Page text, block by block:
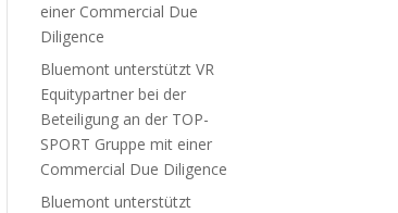
einer Commercial Due
Diligence
Bluemont unterstützt VR
Equitypartner bei der
Beteiligung an der TOP-
SPORT Gruppe mit einer
Commercial Due Diligence
Bluemont unterstützt